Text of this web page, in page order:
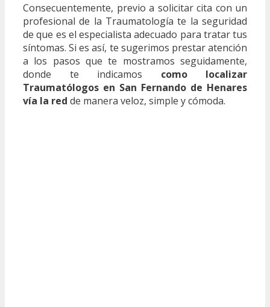
Consecuentemente, previo a solicitar cita con un
profesional de la Traumatología te la seguridad
de que es el especialista adecuado para tratar tus
síntomas. Si es así, te sugerimos prestar atención
a los pasos que te mostramos seguidamente,
donde te indicamos como localizar
Traumatólogos en San Fernando de Henares
vía la red de manera veloz, simple y cómoda.